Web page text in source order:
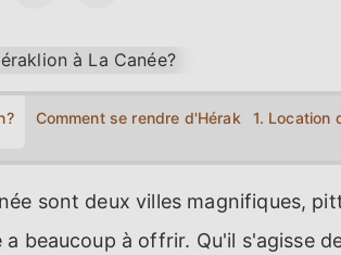
Comment se rendre d'Héraklion à La
1. Location
sont deux villes magnifiques,
a beaucoup à offrir. Qu'il s'agisse